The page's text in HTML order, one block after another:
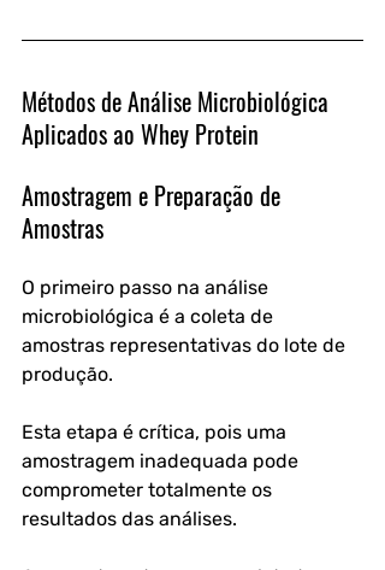
Métodos de Análise Microbiológica
Aplicados ao Whey Protein
Amostragem e Preparação de
Amostras
O primeiro passo na análise
microbiológica é a coleta de
amostras representativas do lote de
produção.
Esta etapa é crítica, pois uma
amostragem inadequada pode
comprometer totalmente os
resultados das análises.